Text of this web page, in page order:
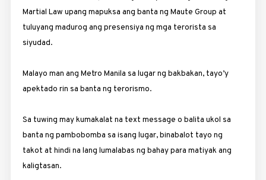
Martial Law upang mapuksa ang banta ng Maute Group at
tuluyang madurog ang presensiya ng mga terorista sa
siyudad.
Malayo man ang Metro Manila sa lugar ng bakbakan, tayo’y
apektado rin sa banta ng terorismo.
Sa tuwing may kumakalat na text message o balita ukol sa
banta ng pambobomba sa isang lugar, binabalot tayo ng
takot at hindi na lang lumalabas ng bahay para matiyak ang
kaligtasan.